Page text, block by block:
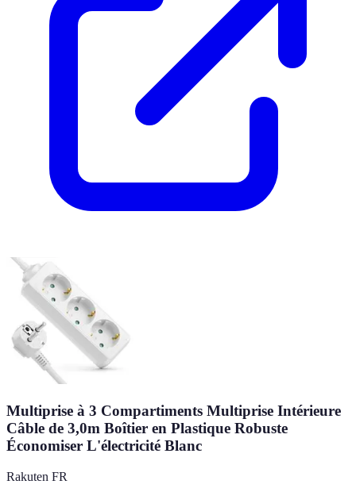
Multiprise à 3 Compartiments Multiprise Intérieure
Câble de 3,0m Boîtier en Plastique Robuste
Économiser L'électricité Blanc
Rakuten FR